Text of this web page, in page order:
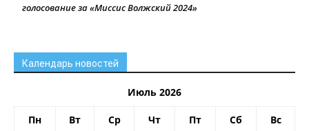
голосование за «Миссис Волжский 2024»
Календарь новостей
Июль 2026
Пн Вт Ср Чт Пт Сб Вс